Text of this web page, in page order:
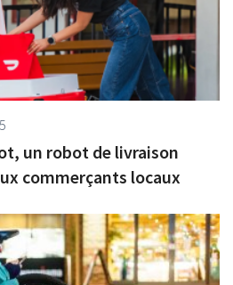
un robot de livraison
commerçants locaux